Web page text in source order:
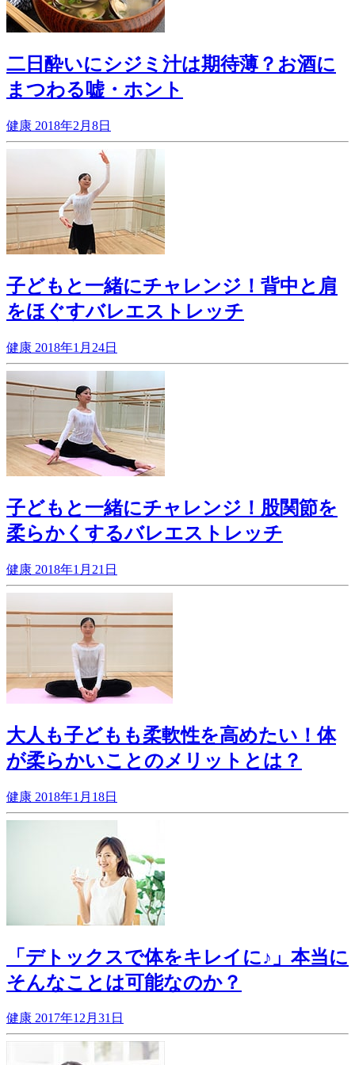
二日酔いにシジミ汁は期待薄？お酒に
まつわる嘘・ホント
健康 2018年2月8日
子どもと一緒にチャレンジ！背中と肩
をほぐすバレエストレッチ
健康 2018年1月24日
子どもと一緒にチャレンジ！股関節を
柔らかくするバレエストレッチ
健康 2018年1月21日
大人も子どもも柔軟性を高めたい！体
が柔らかいことのメリットとは？
健康 2018年1月18日
「デトックスで体をキレイに♪」本当に
そんなことは可能なのか？
健康 2017年12月31日